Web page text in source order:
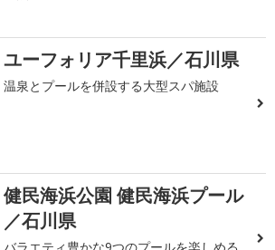
ユーフォリア千里浜／石川県
温泉とプールを併設する大型スパ施設
健民海浜公園 健民海浜プール
／石川県